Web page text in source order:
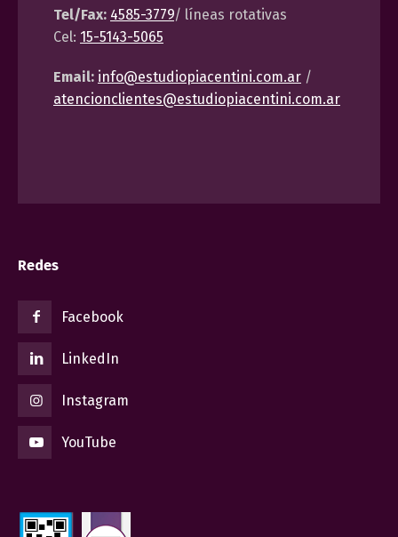
Tel/Fax: 4585-3779/ líneas rotativas
Cel: 15-5143-5065
Email: info@estudiopiacentini.com.ar /
atencionclientes@estudiopiacentini.com.ar
Redes
Facebook
LinkedIn
Instagram
YouTube